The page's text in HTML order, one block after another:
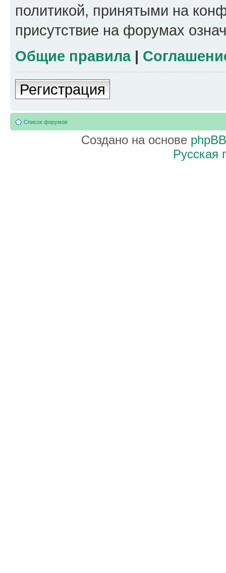
политикой, принятыми на
присутствие на форумах
Общие правила|
Регистрация
Список форумов
Создано на основе phpBB
Русская